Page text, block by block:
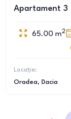
Apartament 3
65.00 m2
Locație:
Oradea, Dacia